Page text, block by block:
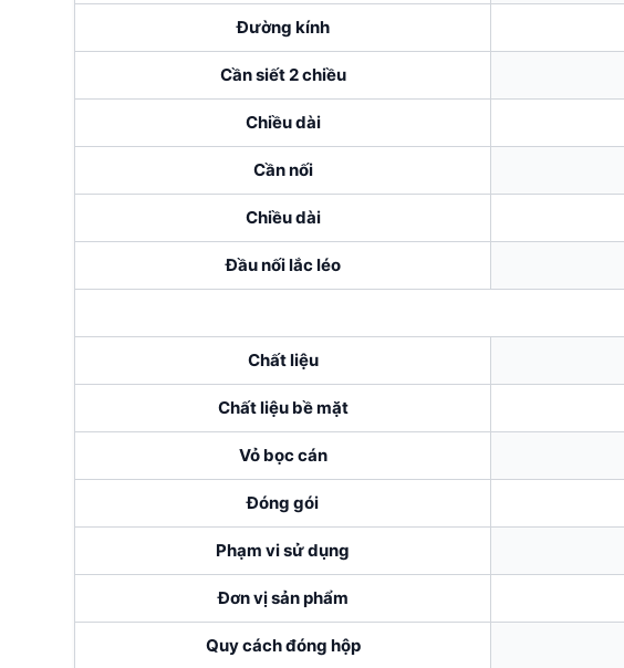
Đường kính
Cần siết 2 chiều
Chiều dài
Cần nối
Chiều dài
Đầu nối lắc léo
Chất liệu
Chất liệu bề mặt
Vỏ bọc cán
Đóng gói
Phạm vi sử dụng
Đơn vị sản phẩm
Quy cách đóng hộp